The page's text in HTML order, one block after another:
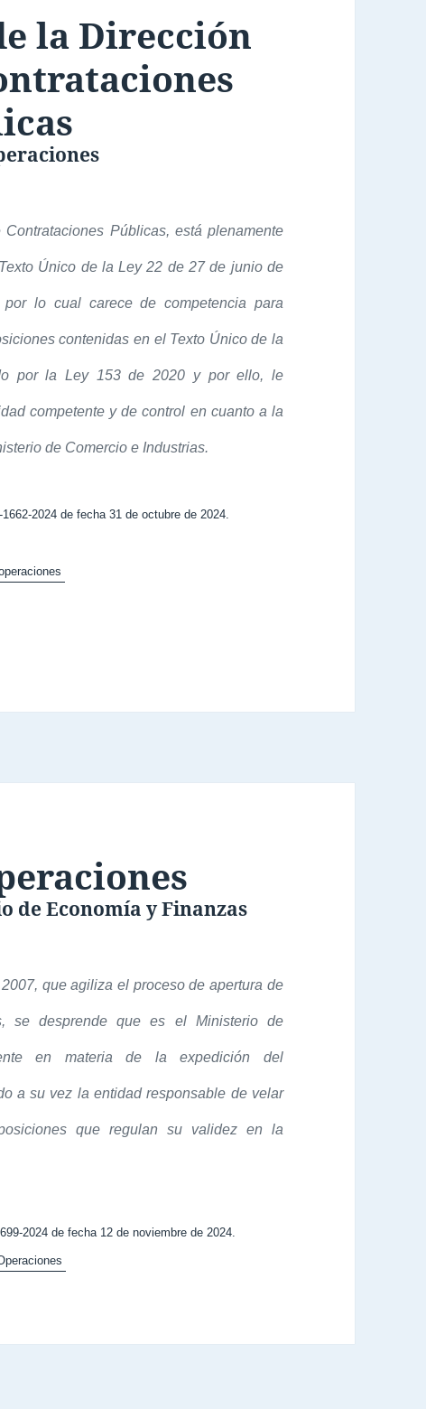
la Dirección
Públicas, está plenamente
Único de la Ley 22 de 27 de junio de
lo cual carece de competencia para
contenidas en el Texto Único de la
por la Ley 153 de 2020 y por ello, le
competente y de control en cuanto a la
de Comercio e Industrias.
2024 de fecha 31 de octubre de 2024.
de Economía y Finanzas
que agiliza el proceso de apertura de
se desprende que es el Ministerio de
en materia de la expedición del
a su vez la entidad responsable de velar
que regulan su validez en la
2024 de fecha 12 de noviembre de 2024.